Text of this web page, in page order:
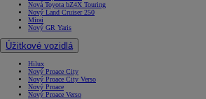
Nová Toyota bZ4X Touring
Nový Land Cruiser 250
Mirai
Nový GR Yaris
Úžitkové vozidlá
Hilux
Nový Proace City
Nový Proace City Verso
Nový Proace
Nový Proace Verso